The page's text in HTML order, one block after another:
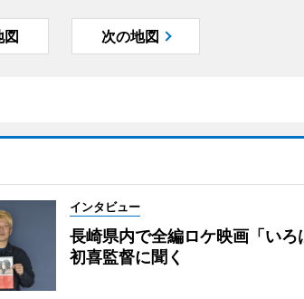
図 次の地図
インタビュー
長崎県内で全編ロケ映画「い
初喜監督に聞く